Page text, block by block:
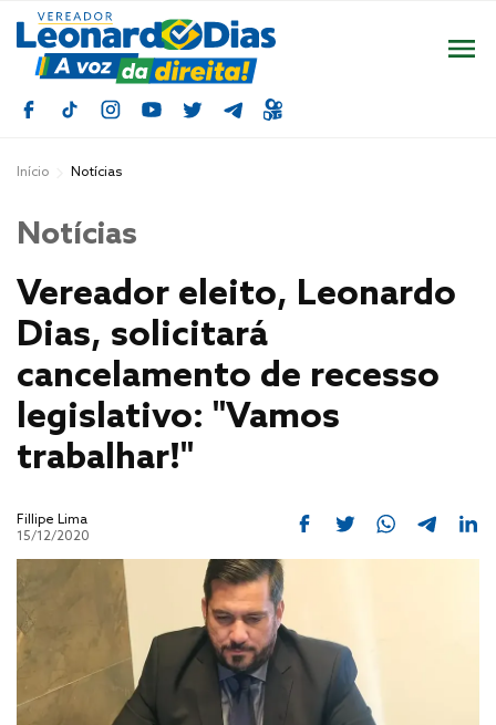
Início Notícias
Notícias
Vereador eleito, Leonardo
Dias, solicitará
cancelamento de recesso
legislativo: "Vamos
trabalhar!"
Fillipe Lima
15/12/2020